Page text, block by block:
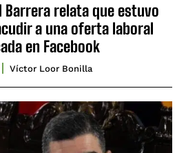
Barrera relata que estuvo
a una oferta laboral
en Facebook
Víctor Loor Bonilla